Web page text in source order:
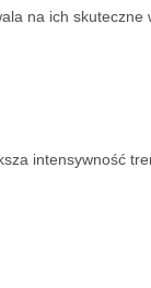
na ich skuteczne
intensywność